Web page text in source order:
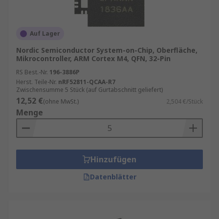
mehreren separaten Chips bestehen. Die
kürzeren Signalwege und die optimierte
Integration der Komponenten führen zu
geringeren Energieverlusten und einer
längeren Batterielaufzeit.
Kostenreduktion
einzigen Chips ist oft kostengünstiger als
die Produktion und Montage mehrerer
separater Komponenten. Dies führt zu
niedrigeren Produktionskosten und
ermöglicht es Herstellern, preisgünstigere
Produkte anzubieten.
Leistungssteigerung
Integration der Komponenten können SoCs
eine höhere Leistung und schnellere
Auf Lager
Nordic Semiconductor System-on-Chip, Oberfläche,
Mikrocontroller, ARM Cortex M4, QFN, 32-Pin
RS Best.-Nr. 196-3886P
Herst. Teile-Nr. nRF52811-QCAA-R7
Zwischensumme 5 Stück (auf Gurtabschnitt geliefert)
12,52 €(ohne MwSt.) 2,504 €/Stück
Menge
Hinzufügen
Datenblätter